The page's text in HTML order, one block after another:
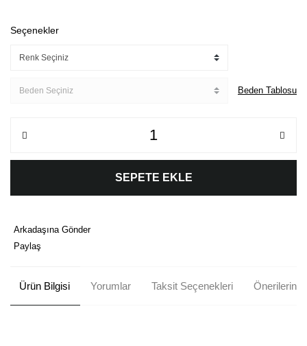
Seçenekler
Beden Tablosu
SEPETE EKLE
Arkadaşına Gönder
Paylaş
Ürün Bilgisi Yorumlar Taksit Seçenekleri Önerileriniz